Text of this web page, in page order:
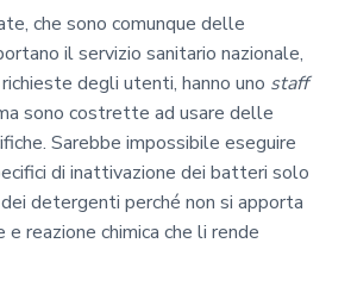
che sono comunque delle
il servizio sanitario nazionale,
degli utenti, hanno uno staff
sono costrette ad usare delle
Sarebbe impossibile eseguire
di inattivazione dei batteri solo
detergenti perché non si apporta
reazione chimica che li rende